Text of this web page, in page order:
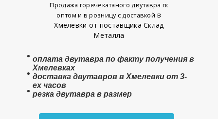
Продажа горячекатаного двутавра гк
оптом и в розницу с доставкой в
Хмелевки от поставщика Склад
Металла
оплата двутавра по факту получения в
Хмелевках
доставка двутавров в Хмелевки от 3-
ех часов
резка двутавра в размер